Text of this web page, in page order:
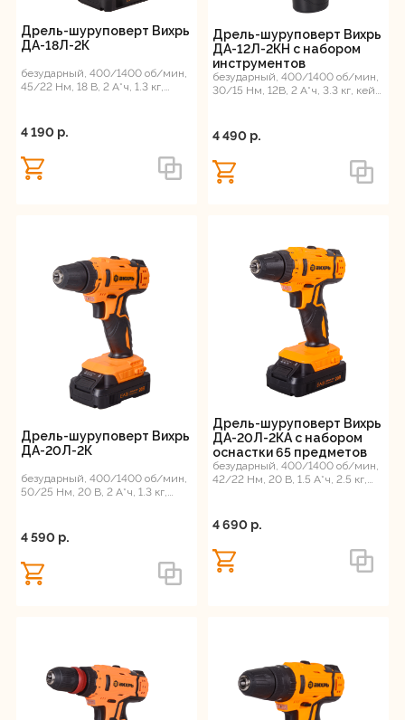
Дрель-шуруповерт Вихрь
ДА-18Л-2К
безударный, 400/1400 об/мин,
45/22 Нм, 18 В, 2 А*ч, 1.3 кг,
4 190 p.
Дрель-шуруповерт Вихрь
ДА-12Л-2КН с набором
инструментов
безударный, 400/1400 об/мин,
30/15 Нм, 12В, 2 А*ч, 3.3 кг, кейс
4 490 p.
Дрель-шуруповерт Вихрь
ДА-20Л-2К
безударный, 400/1400 об/мин,
50/25 Нм, 20 В, 2 А*ч, 1.3 кг,
4 590 p.
Дрель-шуруповерт Вихрь
ДА-20Л-2КА с набором
оснастки 65 предметов
безударный, 400/1400 об/мин,
42/22 Нм, 20 В, 1.5 А*ч, 2.5 кг,
4 690 p.